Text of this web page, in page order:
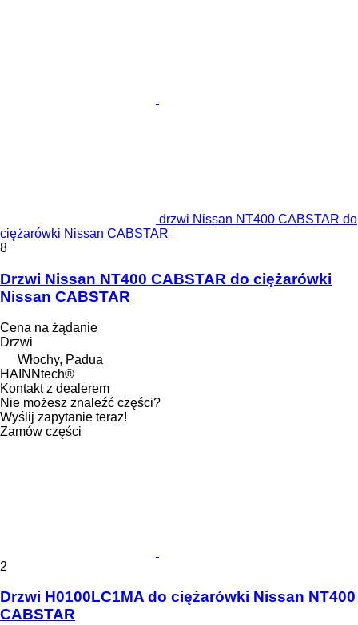
drzwi Nissan NT400 CABSTAR do
ciężarówki Nissan CABSTAR
8
Drzwi Nissan NT400 CABSTAR do ciężarówki
Nissan CABSTAR
Cena na żądanie
Drzwi
Włochy, Padua
HAINNtech®
Kontakt z dealerem
Nie możesz znaleźć części?
Wyślij zapytanie teraz!
Zamów części
2
Drzwi H0100LC1MA do ciężarówki Nissan NT400
CABSTAR